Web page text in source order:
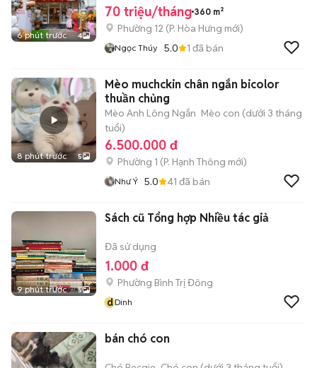
6 phút trước 4
70 triệu/tháng 360 m²
Phường 12 (P. Hòa Hưng mới)
Ngọc Thúy 5.0 1 đã bán
8 phút trước 5
Mèo muchckin chân ngắn bicolor
thuần chủng
Mèo Anh Lông Ngắn Mèo con (dưới 3 tháng
tuổi)
6.500.000 đ
Phường 1 (P. Hạnh Thông mới)
Như Ý 5.0 41 đã bán
9 phút trước 5
Sách cũ Tổng hợp Nhiều tác giả
Đã sử dụng
1.000 đ
Phường Bình Trị Đông
dDinh
bán chó con